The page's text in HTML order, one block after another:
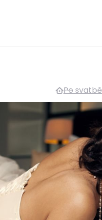
Po svatbě